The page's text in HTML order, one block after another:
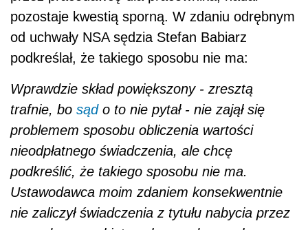
pozostaje kwestią sporną. W zdaniu odrębnym
od uchwały NSA sędzia Stefan Babiarz
podkreślał, że takiego sposobu nie ma:
Wprawdzie skład powiększony - zresztą
trafnie, bo sądo to nie pytał - nie zajął się
problemem sposobu obliczenia wartości
nieodpłatnego świadczenia, ale chcę
podkreślić, że takiego sposobu nie ma.
Ustawodawca moim zdaniem konsekwentnie
nie zaliczył świadczenia z tytułu nabycia przez